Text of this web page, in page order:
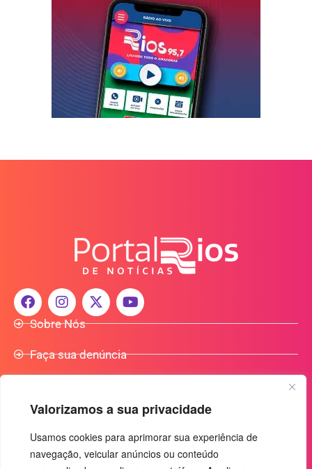
Valorizamos a sua privacidade
Usamos cookies para aprimorar sua experiência de
navegação, veicular anúncios ou conteúdo
Sobre Nós
Faça sua denúncia
Anuncie Conosco
+55 (92) 3085-7464